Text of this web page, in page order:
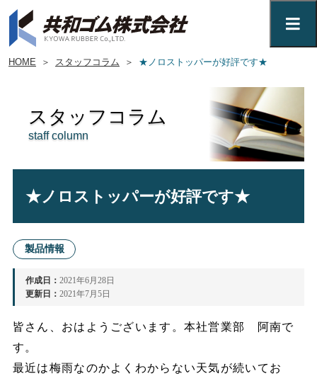
HOME ＞ スタッフコラム ＞ ★ノロストッパーが好評です★
スタッフコラム
staff column
★ノロストッパーが好評です★
製品情報
作成日： 2021年6月28日
更新日： 2021年7月5日
皆さん、おはようございます。本社営業部 阿南で
す。
最近は梅雨なのかよくわからない天気が続いてお